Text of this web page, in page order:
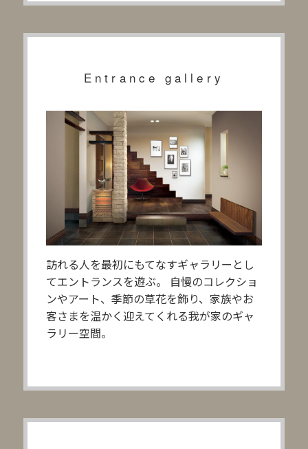
Entrance gallery
訪れる人を最初にもてなすギャラリーとし
てエントランスを遊ぶ。 自慢のコレクショ
ンやアート、季節の草花を飾り、家族やお
客さまを温かく迎えてくれる我が家のギャ
ラリー空間。